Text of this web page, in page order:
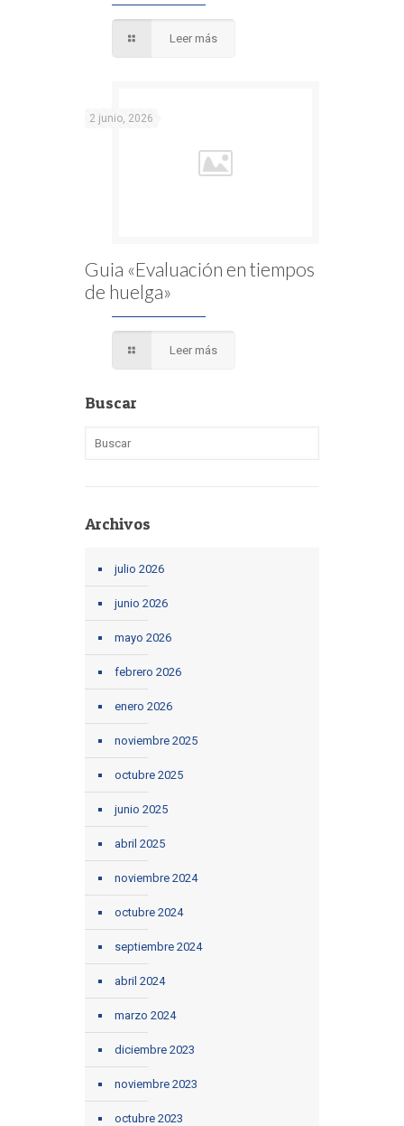
Leer más
2 junio, 2026
Guia «Evaluación en tiempos
de huelga»
Leer más
Buscar
Archivos
julio 2026
junio 2026
mayo 2026
febrero 2026
enero 2026
noviembre 2025
octubre 2025
junio 2025
abril 2025
noviembre 2024
octubre 2024
septiembre 2024
abril 2024
marzo 2024
diciembre 2023
noviembre 2023
octubre 2023